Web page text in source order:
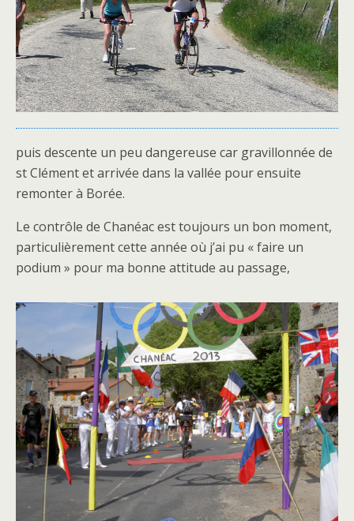
puis descente un peu dangereuse car gravillonnée de
st Clément et arrivée dans la vallée pour ensuite
remonter à Borée.
Le contrôle de Chanéac est toujours un bon moment,
particulièrement cette année où j’ai pu « faire un
podium » pour ma bonne attitude au passage,